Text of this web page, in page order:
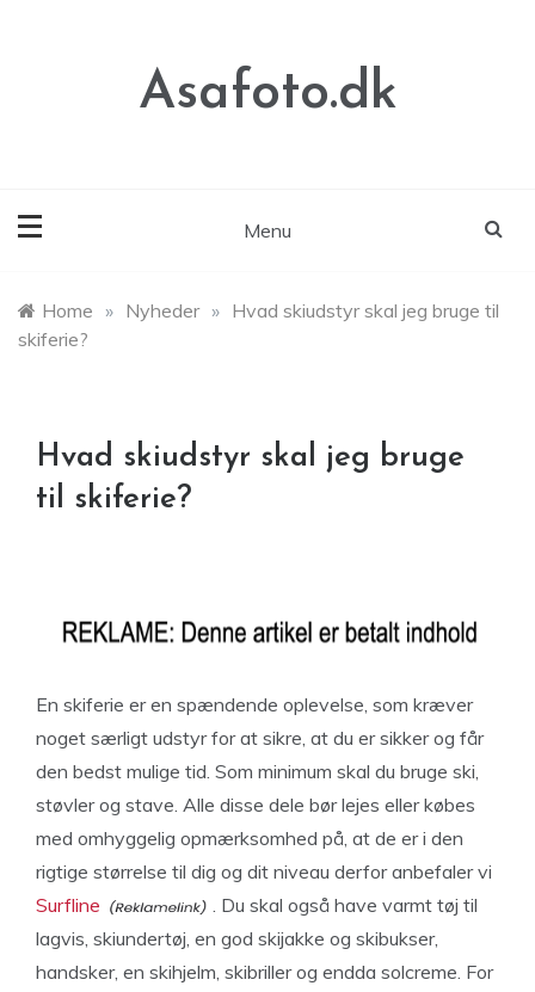
Asafoto.dk
Menu
Home » Nyheder » Hvad skiudstyr skal jeg bruge til
skiferie?
Hvad skiudstyr skal jeg bruge
til skiferie?
En skiferie er en spændende oplevelse, som kræver
noget særligt udstyr for at sikre, at du er sikker og får
den bedst mulige tid. Som minimum skal du bruge ski,
støvler og stave. Alle disse dele bør lejes eller købes
med omhyggelig opmærksomhed på, at de er i den
rigtige størrelse til dig og dit niveau derfor anbefaler vi
Surfline
. Du skal også have varmt tøj til
lagvis, skiundertøj, en god skijakke og skibukser,
handsker, en skihjelm, skibriller og endda solcreme. For